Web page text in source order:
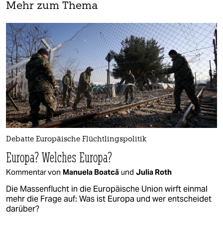
Mehr zum Thema
Debatte Europäische Flüchtlingspolitik
Europa? Welches Europa?
Kommentar von Manuela Boatcă und Julia Roth
Die Massenflucht in die Europäische Union wirft einmal
mehr die Frage auf: Was ist Europa und wer entscheidet
darüber?